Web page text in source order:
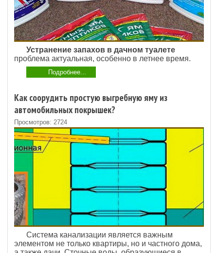
Устранение запахов в дачном туалете
проблема актуальная, особенно в летнее время.
Подробнее...
Как соорудить простую выгребную яму из
автомобильных покрышек?
Просмотров: 2724
Система канализации является важным
элементом не только квартиры, но и частного дома,